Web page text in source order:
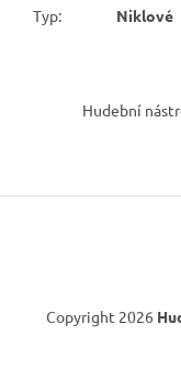
Typ: Niklové
í
Hudební
Copyright 2026